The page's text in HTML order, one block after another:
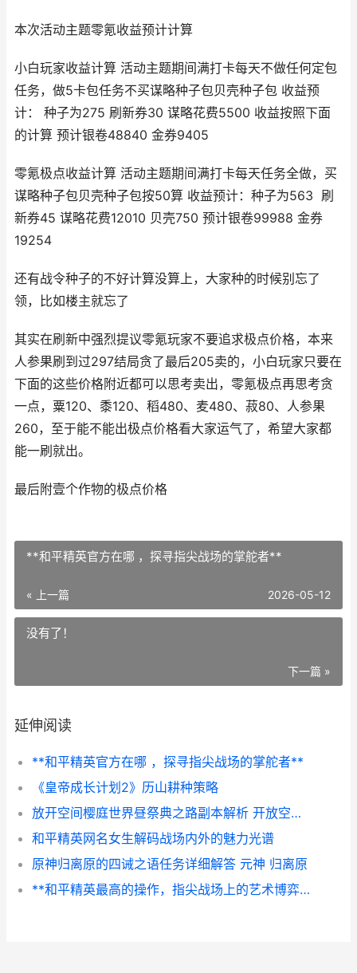
本次活动主题零氪收益预计计算
小白玩家收益计算 活动主题期间满打卡每天不做任何定包
任务，做5卡包任务不买谋略种子包贝壳种子包 收益预
计： 种子为275 刷新券30 谋略花费5500 收益按照下面
的计算 预计银卷48840 金券9405
零氪极点收益计算 活动主题期间满打卡每天任务全做，买
谋略种子包贝壳种子包按50算 收益预计：种子为563 刷
新券45 谋略花费12010 贝壳750 预计银卷99988 金券
19254
还有战令种子的不好计算没算上，大家种的时候别忘了
领，比如楼主就忘了
其实在刷新中强烈提议零氪玩家不要追求极点价格，本来
人参果刷到过297结局贪了最后205卖的，小白玩家只要在
下面的这些价格附近都可以思考卖出，零氪极点再思考贪
一点，粟120、黍120、稻480、麦480、菽80、人参果
260，至于能不能出极点价格看大家运气了，希望大家都
能一刷就出。
最后附壹个作物的极点价格
**和平精英官方在哪 ，探寻指尖战场的掌舵者**
« 上一篇 2026-05-12
没有了！
下一篇 »
延伸阅读
**和平精英官方在哪 ，探寻指尖战场的掌舵者**
《皇帝成长计划2》历山耕种策略
放开空间樱庭世界昼祭典之路副本解析 开放空间的三个角色
和平精英网名女生解码战场内外的魅力光谱
原神归离原的四诫之语任务详细解答 元神 归离原
**和平精英最高的操作，指尖战场上的艺术博弈，副标题，论极致操作与战术意识的完美融合**